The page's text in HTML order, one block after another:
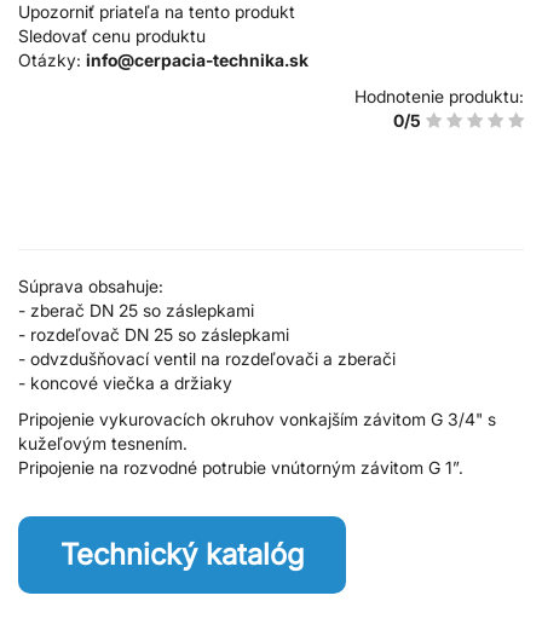
Upozorniť priateľa na tento produkt
Sledovať cenu produktu
Otázky: info@cerpacia-technika.sk
Hodnotenie produktu:
0/5
Súprava obsahuje:
- zberač DN 25 so záslepkami
- rozdeľovač DN 25 so záslepkami
- odvzdušňovací ventil na rozdeľovači a zberači
- koncové viečka a držiaky
Pripojenie vykurovacích okruhov vonkajším závitom G 3/4" s
kužeľovým tesnením.
Pripojenie na rozvodné potrubie vnútorným závitom G 1”.
Technický katalóg